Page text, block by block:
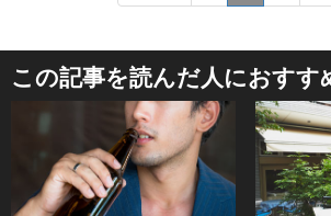
この記事を読んだ人におすす